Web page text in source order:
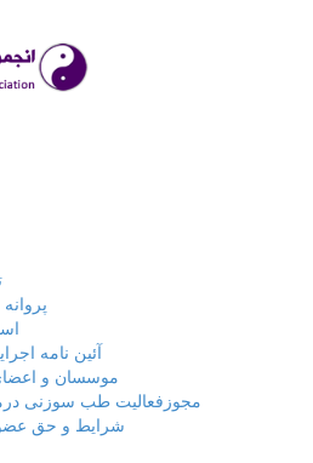
آئين نامه
موسسان و
مجوزفعاليت طب سوزنى
شرايط و حق